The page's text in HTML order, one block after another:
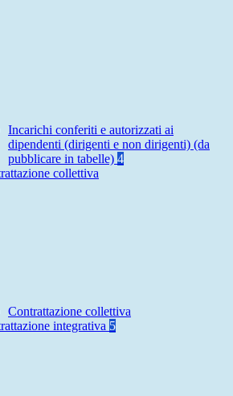
Incarichi conferiti e autorizzati ai
dipendenti (dirigenti e non dirigenti) (da
pubblicare in tabelle) 4
collettiva
Contrattazione collettiva
integrativa 5